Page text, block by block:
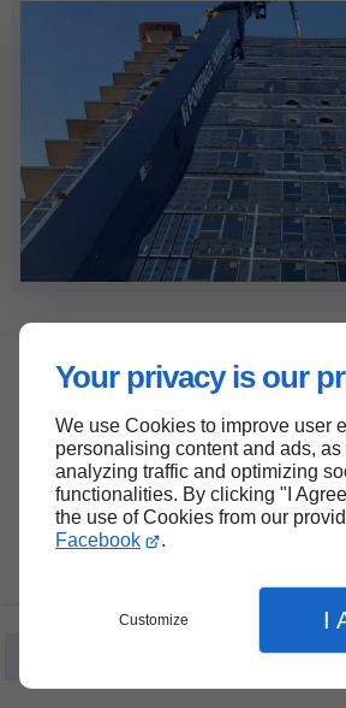
Your privacy is our
We use Cookies to improve user
personalising content and ads,
analyzing traffic and optimizing
functionalities. By clicking "I
the use of Cookies from our
Facebook
.
Customize I
Génie-Civil
Ce domaine de la construction est
les entreprises de pompage de
viaducs, de jour ou de nuit,
toujours prête à travailler avec
même modèle de système de